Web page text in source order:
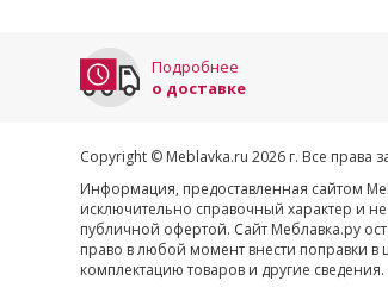
Подробнее
о доставке
Copyright © Meblavka.ru 2026 г. Все права
Информация, предоставленная сайтом
исключительно справочный характер и не
публичной офертой. Сайт Меблавка.ру
право в любой момент внести поправки в
комплектацию товаров и другие сведения.